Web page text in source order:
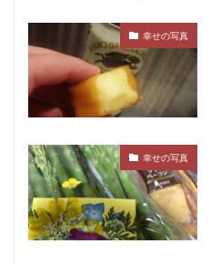
幸せの写真
幸せの写真